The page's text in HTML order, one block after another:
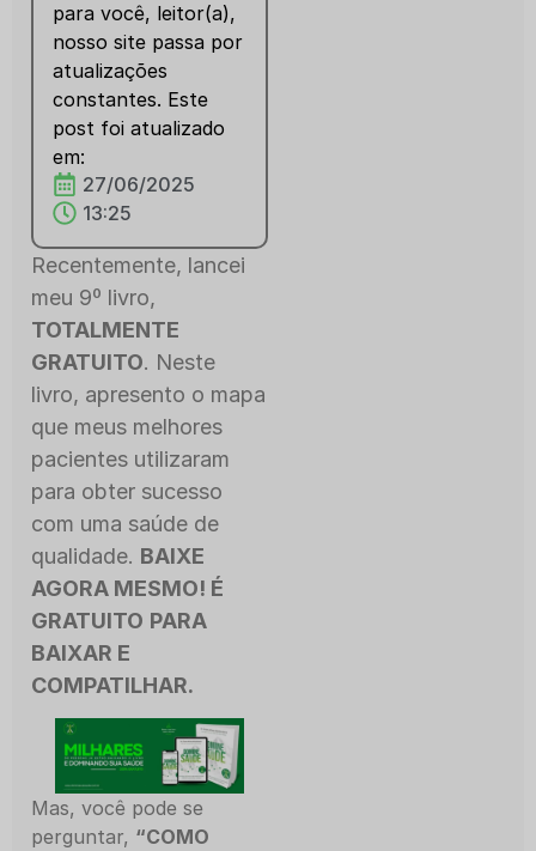
para você, leitor(a),
nosso site passa por
atualizações
constantes. Este
post foi atualizado
em:
27/06/2025
13:25
Recentemente, lancei
meu 9º livro,
TOTALMENTE
GRATUITO. Neste
livro, apresento o mapa
que meus melhores
pacientes utilizaram
para obter sucesso
com uma saúde de
qualidade. BAIXE
AGORA MESMO! É
GRATUITO PARA
BAIXAR E
COMPATILHAR.
Mas, você pode se
perguntar, “COMO